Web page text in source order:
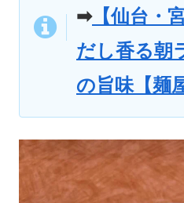
➡【仙台・
だし香る朝
の旨味【麺